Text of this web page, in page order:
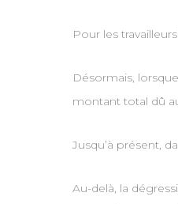
Pour les
Désormais,
montant total dû
Jusqu’à présent,
Au-delà, la